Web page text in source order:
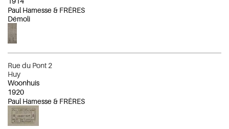
Paul Hamesse & FRÈRES
Démoli
Rue du Pont 2
Huy
Woonhuis
1920
Paul Hamesse & FRÈRES